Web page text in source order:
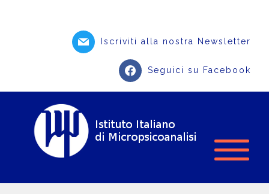
Iscriviti alla nostra Newsletter
Seguici su Facebook